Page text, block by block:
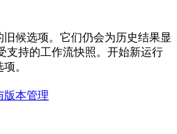
旧候选项。它们仍会为历史结果显
支持的工作流快照。开始新运行
。
版本管理